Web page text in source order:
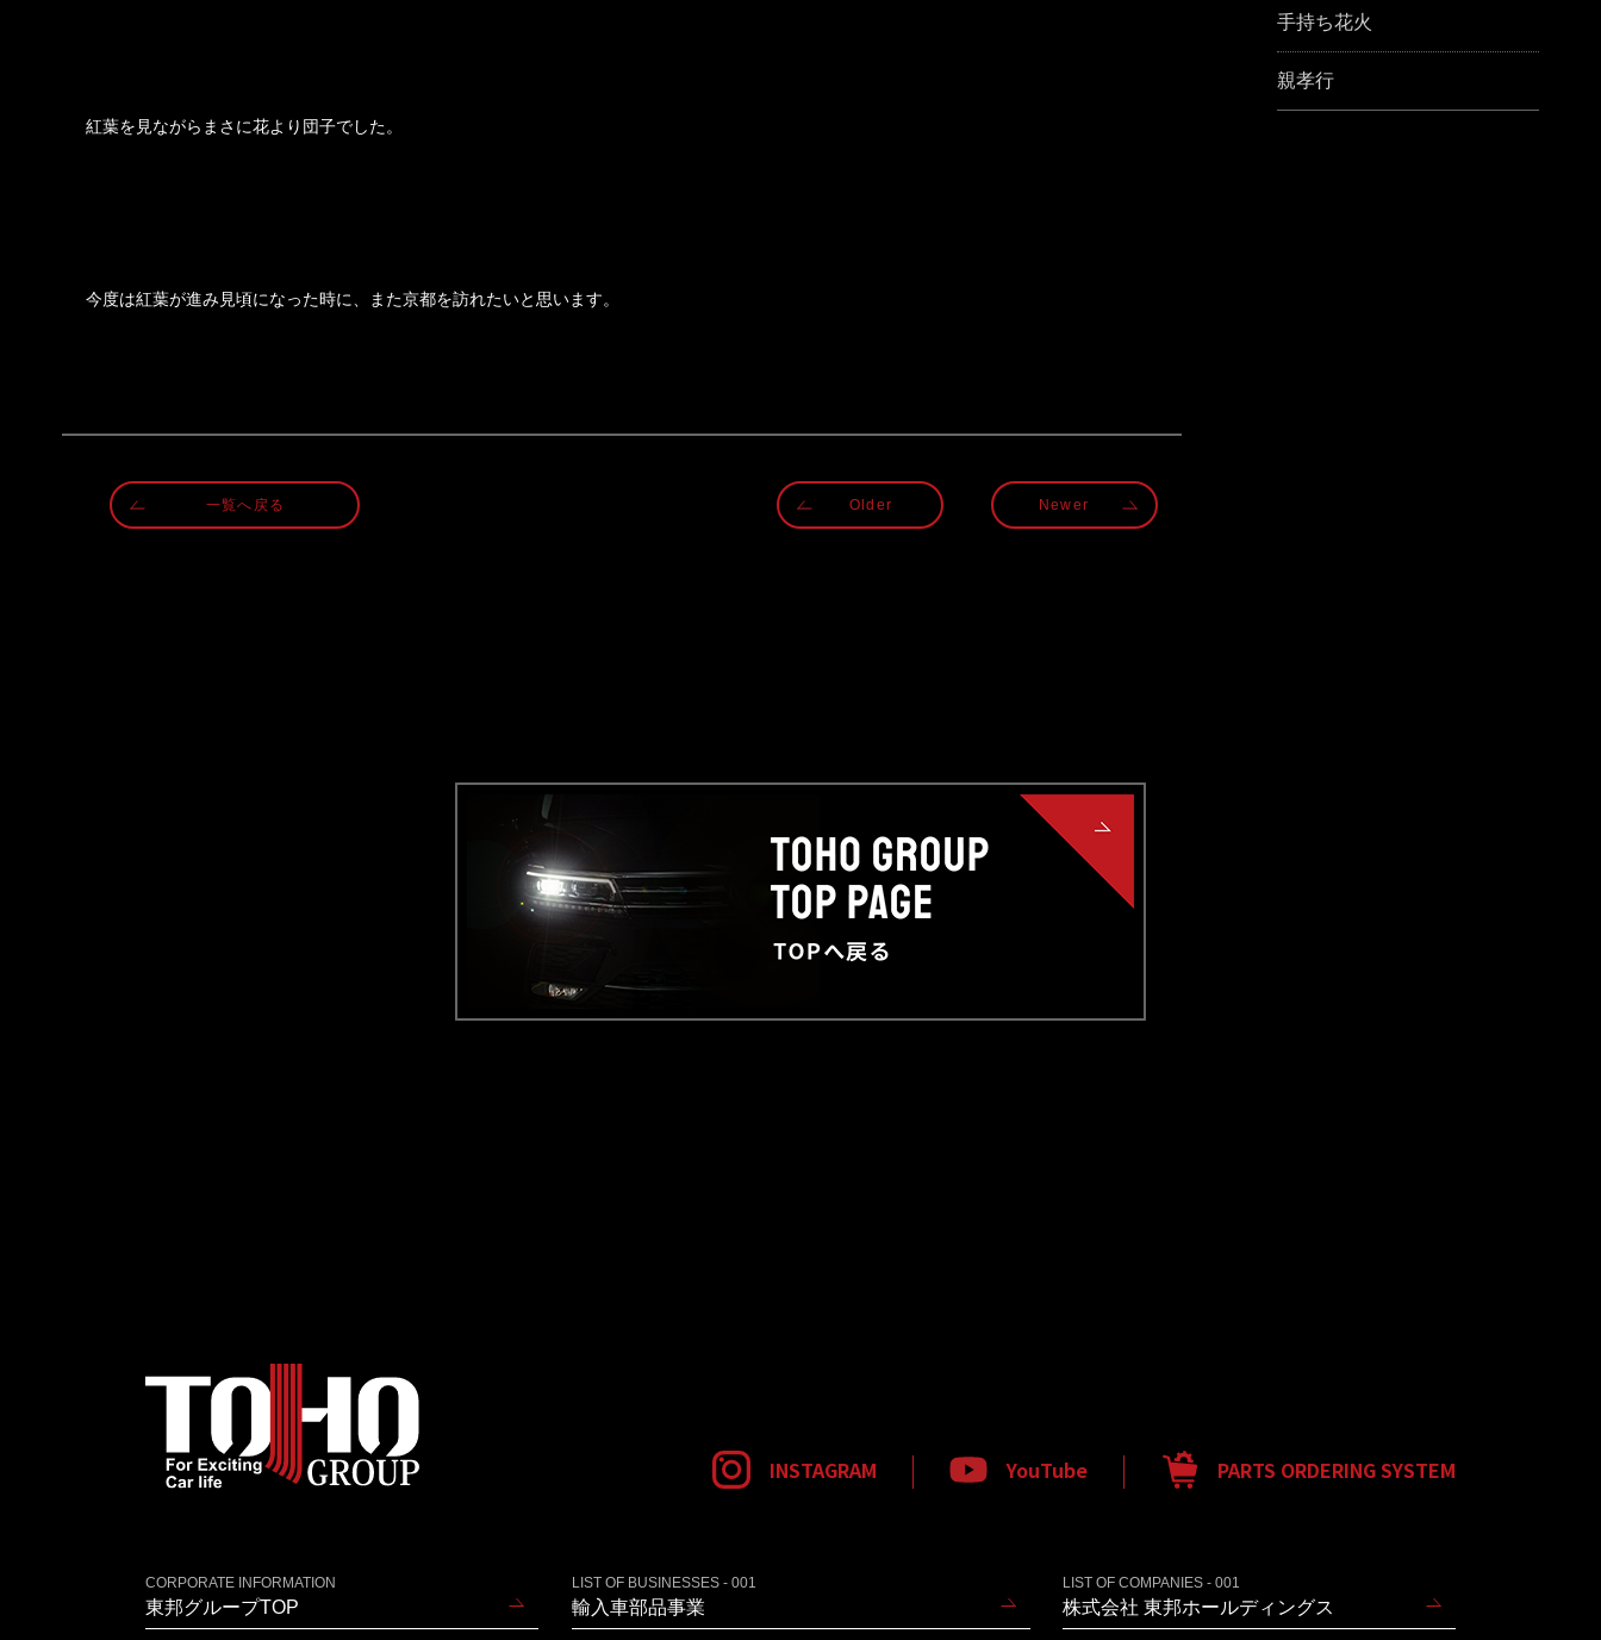
紅葉を見ながらまさに花より団子でした。
今度は紅葉が進み見頃になった時に、また京都を訪れたいと思います。
一覧へ戻る Older Newer
手持ち花火
親孝行
INSTAGRAM YouTube PARTS ORDERING SYSTEM
CORPORATE INFORMATION
東邦グループTOP
LIST OF BUSINESSES - 001
輸入車部品事業
LIST OF COMPANIES - 001
株式会社 東邦ホールディングス